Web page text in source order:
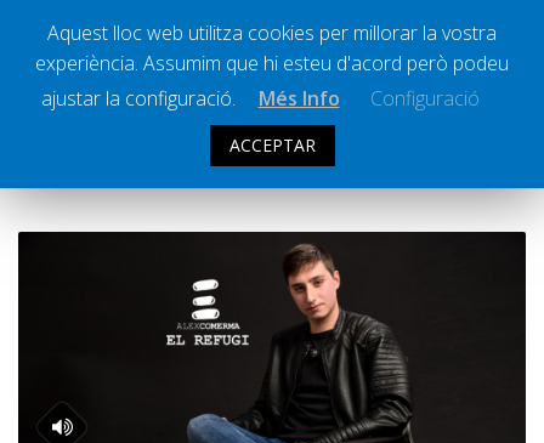
Transmissions Esportives
Ràdio Calella Televisió
ARXIU DIARI:29 DESEMBRE 2020
Aquest lloc web utilitza cookies per millorar la vostra
experiència. Assumim que hi esteu d'acord però podeu
ajustar la configuració.
Més Info Configuració
ACCEPTAR